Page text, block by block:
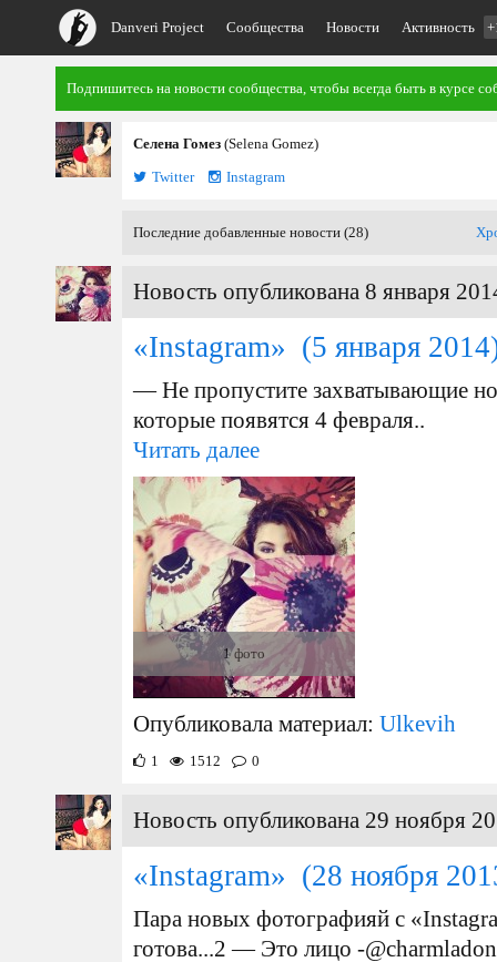
Danveri Project Сообщества Новости Активность
Подпишитесь на новости сообщества, чтобы всегда быть в курсе
Селена Гомез (Selena Gomez)
Twitter
Instagram
Последние добавленные новости (28)
Новость опубликована 8 января
«Instagram» (5 января
— Не пропустите захватывающие
которые появятся 4 февраля..
Читать далее
1 фото
Опубликовала материал: Ulkevih
1 1512 0
Новость опубликована 29 ноября
«Instagram» (28 ноября
Пара новых фотографияй с
готова...2 — Это лицо -